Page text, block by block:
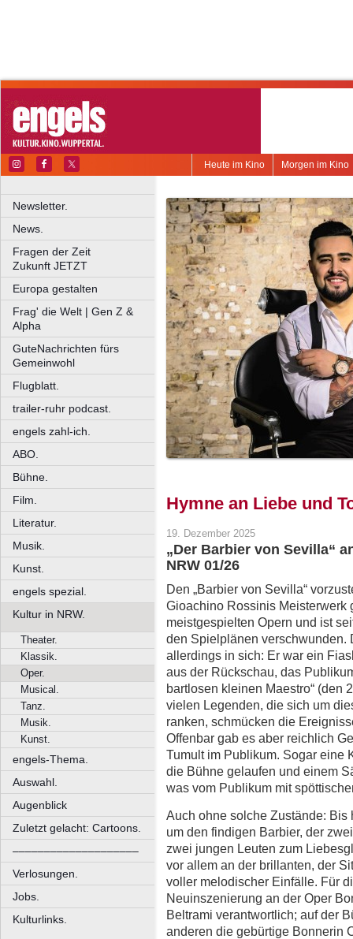
Morgen im Kino
Heute im Kino
Newsletter.
News.
Fragen der Zeit
Zukunft JETZT
Europa gestalten
Frag' die Welt | Gen Z &
Alpha
GuteNachrichten fürs
Gemeinwohl
Flugblatt.
trailer-ruhr podcast.
engels zahl-ich.
ABO.
Bühne.
Film.
Literatur.
Musik.
Kunst.
engels spezial.
Kultur in NRW.
Theater.
Klassik.
Oper.
Musical.
Tanz.
Musik.
Kunst.
engels-Thema.
Auswahl.
Augenblick
Zuletzt gelacht: Cartoons.
––––––––––––––––––––
Verlosungen.
Jobs.
Kulturlinks.
Hymne an Liebe und
19. Dezember 2025
„Der Barbier von Sevilla“
NRW 01/26
Den „Barbier von Sevilla“
Gioachino Rossinis Meisterwerk
meistgespielten Opern und ist
den Spielplänen verschwunden.
allerdings in sich: Er war ein
aus der Rückschau, das
bartlosen kleinen Maestro“ (den
vielen Legenden, die sich um
ranken, schmücken die
Offenbar gab es aber reichlich
Tumult im Publikum. Sogar eine
die Bühne gelaufen und einem
was vom Publikum mit
Auch ohne solche Zustände:
um den findigen Barbier, der
zwei jungen Leuten zum
vor allem an der brillanten, der
voller melodischer Einfälle. Für
Neuinszenierung an der Oper
Beltrami verantwortlich; auf der
anderen die gebürtige Bonnerin